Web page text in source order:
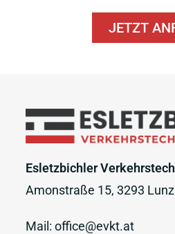
JETZT
Esletzbichler
Amonstraße 15, 3293
Mail:office@evkt.at